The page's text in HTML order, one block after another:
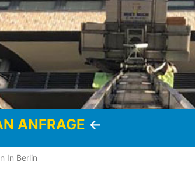
ANFRAGE <-
In Berlin